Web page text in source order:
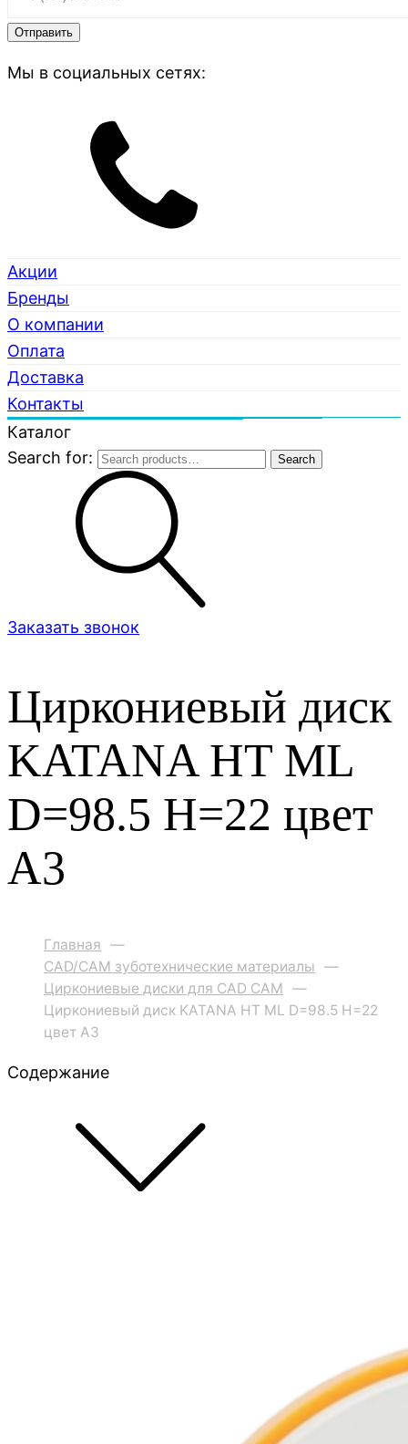
Мы в социальных сетях:
Акции
Бренды
О компании
Оплата
Доставка
Контакты
Каталог
Search for:
Search
Заказать звонок
Циркониевый диск
KATANA HT ML
D=98.5 H=22 цвет
A3
Главная —
CAD/CAM зуботехнические материалы —
Циркониевые диски для CAD CAM —
Циркониевый диск KATANA HT ML D=98.5 H=22
цвет A3
Содержание